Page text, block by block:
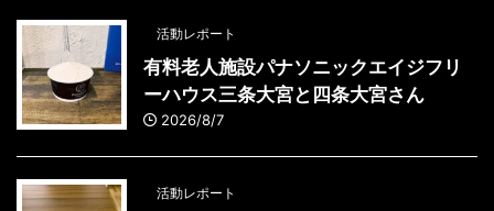
活動レポート
有料老人施設パナソニックエイジフリ
ーハウス三条大宮と四条大宮さん
2026/8/7
活動レポート